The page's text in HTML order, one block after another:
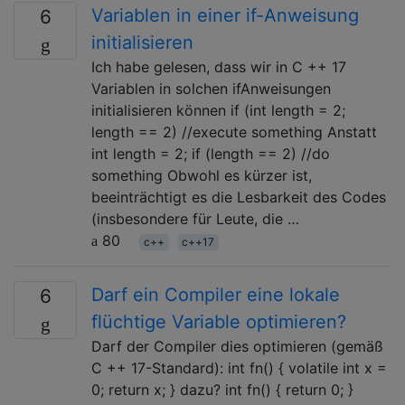
6
Variablen in einer if-Anweisung
initialisieren
Ich habe gelesen, dass wir in C ++ 17
Variablen in solchen ifAnweisungen
initialisieren können if (int length = 2;
length == 2) //execute something Anstatt
int length = 2; if (length == 2) //do
something Obwohl es kürzer ist,
beeinträchtigt es die Lesbarkeit des Codes
(insbesondere für Leute, die …
80
c++ c++17
6
Darf ein Compiler eine lokale
flüchtige Variable optimieren?
Darf der Compiler dies optimieren (gemäß
C ++ 17-Standard): int fn() { volatile int x =
0; return x; } dazu? int fn() { return 0; }